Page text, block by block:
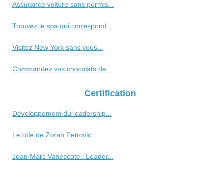
Assurance voiture sans permis...
Trouvez le spa qui correspond...
Visitez New York sans vous...
Commandez vos chocolats de...
Certification
Développement du leadership...
Le rôle de Zoran Petrovic...
Jean-Marc Vanescote : Leader...